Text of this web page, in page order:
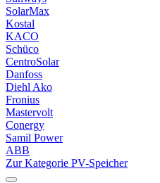
SolarMax
Kostal
KACO
Schüco
CentroSolar
Danfoss
Diehl Ako
Fronius
Mastervolt
Conergy
Samil Power
ABB
Zur Kategorie PV-Speicher